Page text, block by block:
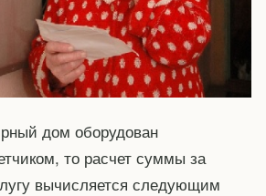
дом оборудован
то расчет суммы за
вычисляется следующим